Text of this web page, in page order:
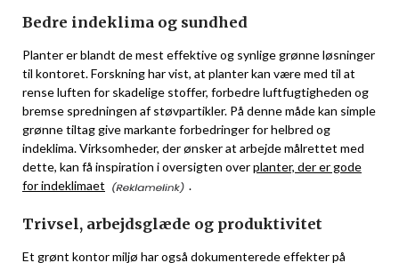
Bedre indeklima og sundhed
Planter er blandt de mest effektive og synlige grønne løsninger
til kontoret. Forskning har vist, at planter kan være med til at
rense luften for skadelige stoffer, forbedre luftfugtigheden og
bremse spredningen af støvpartikler. På denne måde kan simple
grønne tiltag give markante forbedringer for helbred og
indeklima. Virksomheder, der ønsker at arbejde målrettet med
dette, kan få inspiration i oversigten overplanter, der er gode
for indeklimaet
.
Trivsel, arbejdsglæde og produktivitet
Et grønt kontor miljø har også dokumenterede effekter på